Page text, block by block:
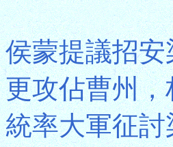
侯蒙提議招
更攻佔曹州
統率大軍征